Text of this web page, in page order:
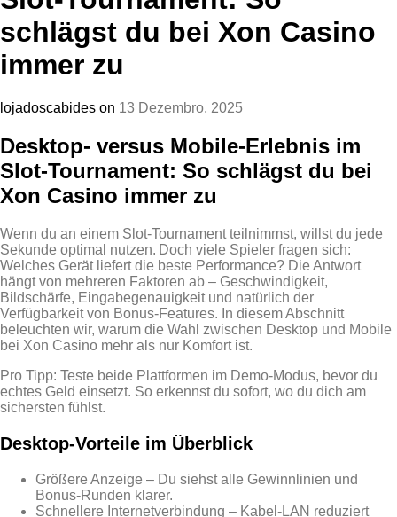
schlägst du bei Xon Casino
immer zu
lojadoscabides on 13 Dezembro, 2025
Desktop‑ versus Mobile‑Erlebnis im
Slot‑Tournament: So schlägst du bei
Xon Casino immer zu
Wenn du an einem Slot‑Tournament teilnimmst, willst du jede
Sekunde optimal nutzen. Doch viele Spieler fragen sich:
Welches Gerät liefert die beste Performance? Die Antwort
hängt von mehreren Faktoren ab – Geschwindigkeit,
Bildschärfe, Eingabegenauigkeit und natürlich der
Verfügbarkeit von Bonus‑Features. In diesem Abschnitt
beleuchten wir, warum die Wahl zwischen Desktop und Mobile
bei Xon Casino mehr als nur Komfort ist.
Pro Tipp: Teste beide Plattformen im Demo‑Modus, bevor du
echtes Geld einsetzt. So erkennst du sofort, wo du dich am
sichersten fühlst.
Desktop‑Vorteile im Überblick
Größere Anzeige – Du siehst alle Gewinnlinien und
Bonus‑Runden klarer.
Schnellere Internetverbindung – Kabel‑LAN reduziert